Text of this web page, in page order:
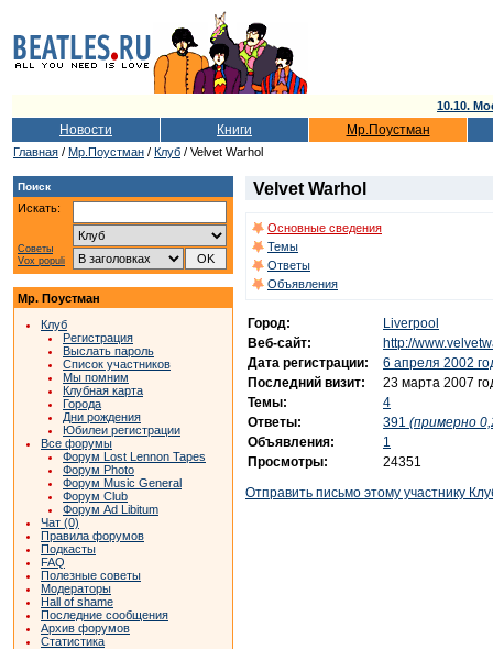
10.10.
Новости Книги Мр.Поустман
Главная / Мр.Поустман / Клуб / Velvet Warhol
Поиск
Искать:
Советы
Vox populi
Мр. Поустман
Клуб
Регистрация
Выслать пароль
Список участников
Мы помним
Клубная карта
Города
Дни рождения
Юбилеи регистрации
Все форумы
Форум Lost Lennon Tapes
Форум Photo
Форум Music General
Форум Club
Форум Ad Libitum
Чат (0)
Правила форумов
Подкасты
FAQ
Полезные советы
Модераторы
Hall of shame
Последние сообщения
Архив форумов
Статистика
Velvet Warhol
Основные сведения
Темы
Ответы
Объявления
Город:
Liverpool
Веб-сайт:
http://
Дата регистрации:
6 апреля 2002
Последний визит:
23 марта 2007
Темы:
4
Ответы:
391 (примерно
Объявления:
1
Просмотры:
24351
Отправить письмо этому участнику